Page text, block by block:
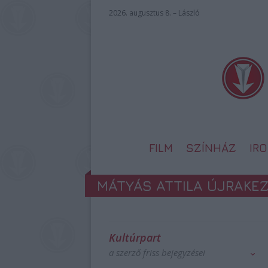
2026. augusztus 8. – László
FILM SZÍNHÁZ
MÁTYÁS ATTILA
Kultúrpart
a szerző friss bejegyzései